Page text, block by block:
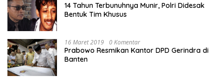
14 Tahun Terbunuhnya Munir, Polri Didesak
Bentuk Tim Khusus
16 Maret 2019 0 Komentar
Prabowo Resmikan Kantor DPD Gerindra di
Banten